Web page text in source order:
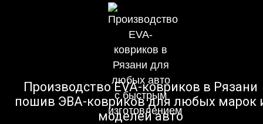
Производство EVA-ковриков в Рязани
пошив ЭВА-ковриков для любых марок
моделей авто